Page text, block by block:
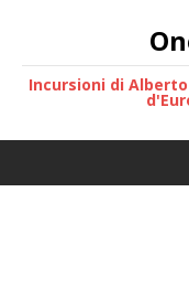
Incursioni di